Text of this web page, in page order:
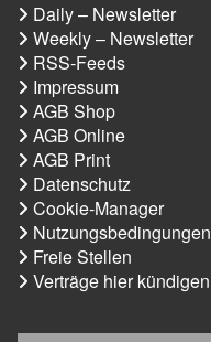
Daily – Newsletter
Weekly – Newsletter
RSS-Feeds
Impressum
AGB Shop
AGB Online
AGB Print
Datenschutz
Cookie-Manager
Nutzungsbedingungen
Freie Stellen
Verträge hier kündigen